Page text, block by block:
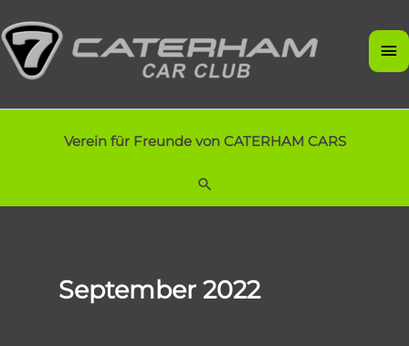
Inhalt
springen
Verein für Freunde von CATERHAM CARS
Suchen
September 2022